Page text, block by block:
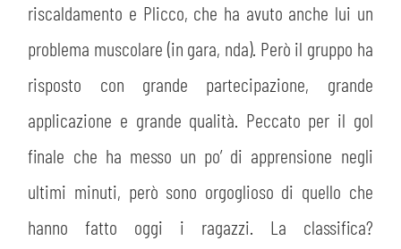
riscaldamento e Plicco, che ha avuto anche lui un
problema muscolare (in gara, nda). Però il gruppo ha
risposto con grande partecipazione, grande
applicazione e grande qualità. Peccato per il gol
finale che ha messo un po’ di apprensione negli
ultimi minuti, però sono orgoglioso di quello che
hanno fatto oggi i ragazzi. La classifica?